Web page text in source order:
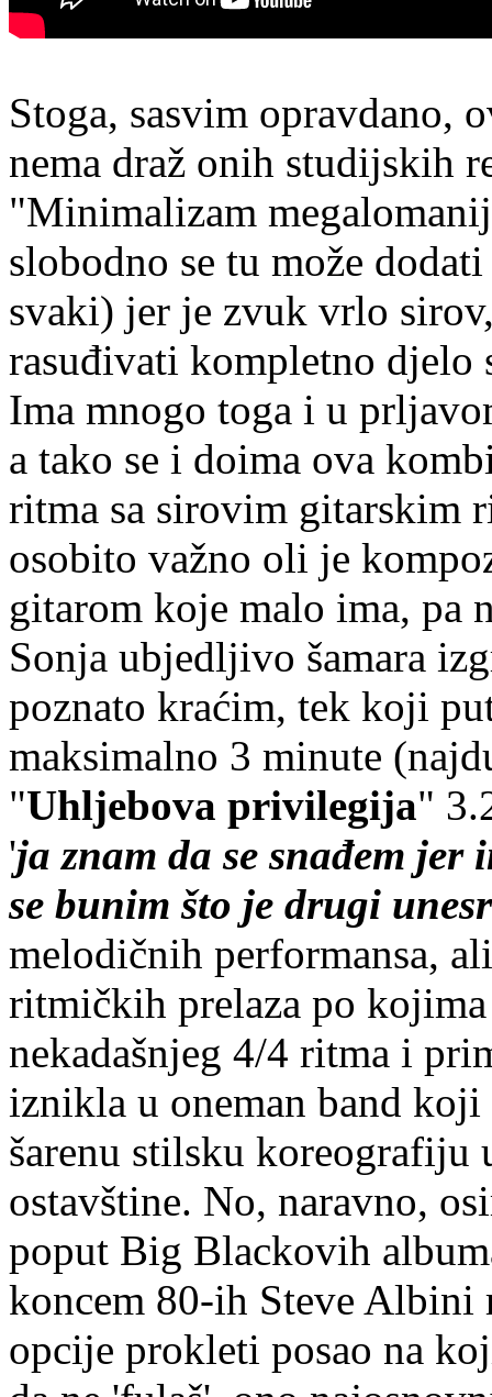
Stoga, sasvim opravdano,
nema draž onih studijskih
"Minimalizam
slobodno se tu može
svaki) jer je zvuk vrlo
rasuđivati kompletno
Ima mnogo toga i u
a tako se i doima ova
ritma sa sirovim gitarskim
osobito važno oli je
gitarom koje malo ima, pa
Sonja ubjedljivo šamara
poznato kraćim, tek koji
maksimalno 3 minute
"Uhljebova privilegija"
'ja znam da se snađem jer
se bunim što je drugi
melodičnih performansa,
ritmičkih prelaza po
nekadašnjeg 4/4 ritma i
iznikla u oneman band
šarenu stilsku koreografiju
ostavštine. No, naravno,
poput Big Blackovih
koncem 80-ih Steve Albini
opcije prokleti posao na